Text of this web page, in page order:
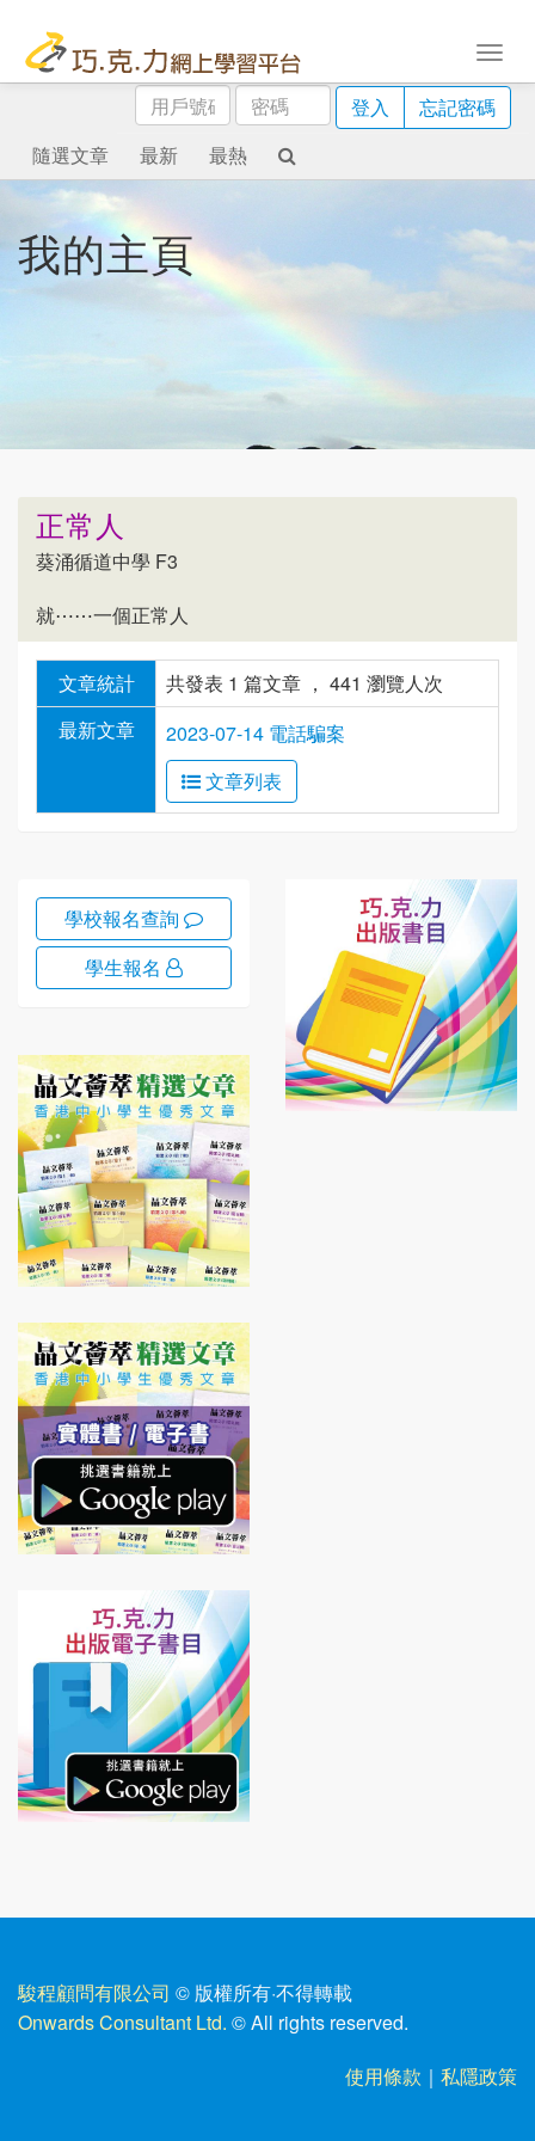
用
戶
號
碼
密
碼
登入
忘記密碼
隨選文章
最新 最熱
我的主頁
正常人
葵涌循道中學 F3
就⋯⋯一個正常人
文章統計
共發表 1 篇文章 ， 441 瀏覽人次
最新文章
2023-07-14 電話騙案
文章列表
學校報名查詢
學生報名
駿程顧問有限公司 © 版權所有·不得轉載
Onwards Consultant Ltd. © All rights reserved.
使用條款 ｜ 私隱政策